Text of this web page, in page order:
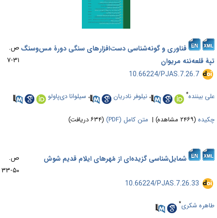
فناوری و گونه‌شناسی دست‌افزارهای سنگی دورۀ مس‌وسنگ
قلعه‌ننه مریوان
ص.
‎ 10.66224/PJAS.7.26.7
بیننده* ،نیلوفر نادریان ،سیلوانا دی‌پاولو
(۲۴۶۹ مشاهده) | متن کامل (PDF) (۶۳۴ دریافت)
شمایل‌شناسی گزیده‌ای از مُهرهای ایلام قدیم شوش
ص.
‎ 10.66224/PJAS.7.26.33
شکری*